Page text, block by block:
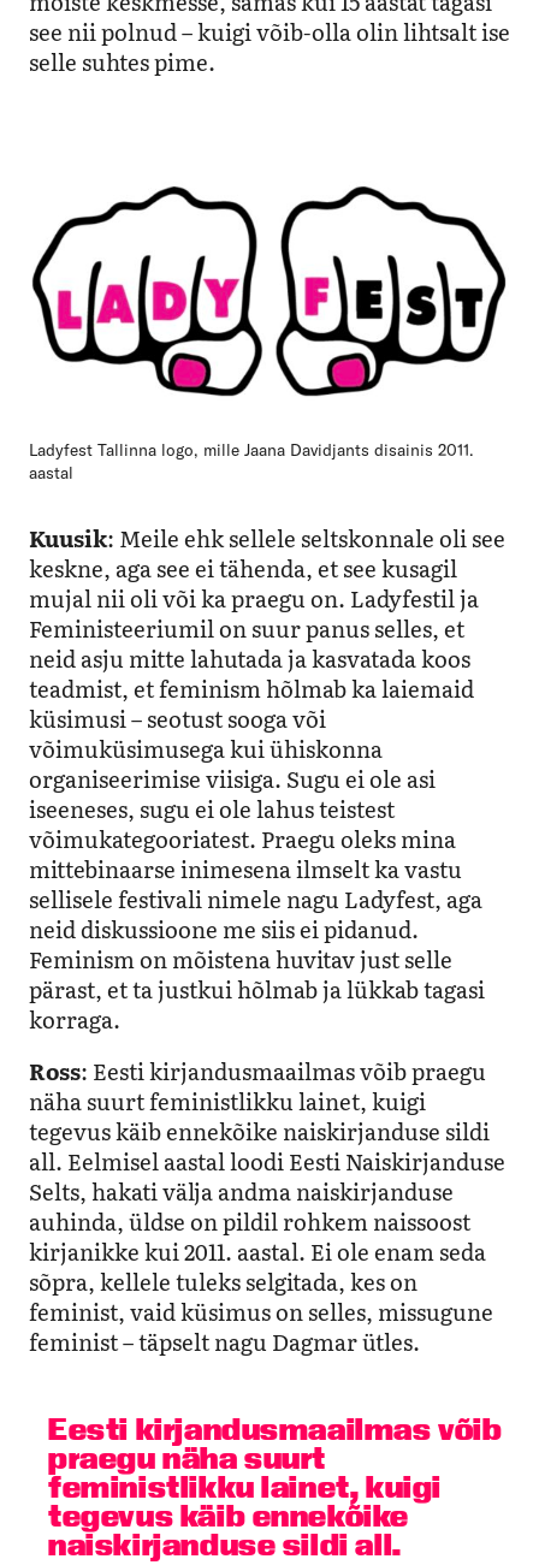
see nii polnud – kuigi võib-olla olin lihtsalt ise
selle suhtes pime.
Ladyfest Tallinna logo, mille Jaana Davidjants disainis 2011.
aastal
Kuusik: Meile ehk sellele seltskonnale oli see
keskne, aga see ei tähenda, et see kusagil
mujal nii oli või ka praegu on. Ladyfestil ja
Feministeeriumil on suur panus selles, et
neid asju mitte lahutada ja kasvatada koos
teadmist, et feminism hõlmab ka laiemaid
küsimusi – seotust sooga või
võimuküsimusega kui ühiskonna
organiseerimise viisiga. Sugu ei ole asi
iseeneses, sugu ei ole lahus teistest
võimukategooriatest. Praegu oleks mina
mittebinaarse inimesena ilmselt ka vastu
sellisele festivali nimele nagu Ladyfest, aga
neid diskussioone me siis ei pidanud.
Feminism on mõistena huvitav just selle
pärast, et ta justkui hõlmab ja lükkab tagasi
korraga.
Ross: Eesti kirjandusmaailmas võib praegu
näha suurt feministlikku lainet, kuigi
tegevus käib ennekõike naiskirjanduse sildi
all. Eelmisel aastal loodi Eesti Naiskirjanduse
Selts, hakati välja andma naiskirjanduse
auhinda, üldse on pildil rohkem naissoost
kirjanikke kui 2011. aastal. Ei ole enam seda
sõpra, kellele tuleks selgitada, kes on
feminist, vaid küsimus on selles, missugune
feminist – täpselt nagu Dagmar ütles.
Eesti kirjandusmaailmas võib
praegu näha suurt
feministlikku lainet, kuigi
tegevus käib ennekõike
naiskirjanduse sildi all.